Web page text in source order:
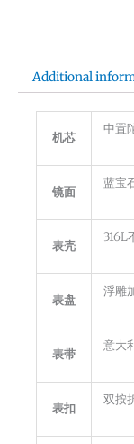
Additional
机芯
中置
镜面
蓝宝
表壳
316L
表盘
浮雕
表带
意大
表扣
双按